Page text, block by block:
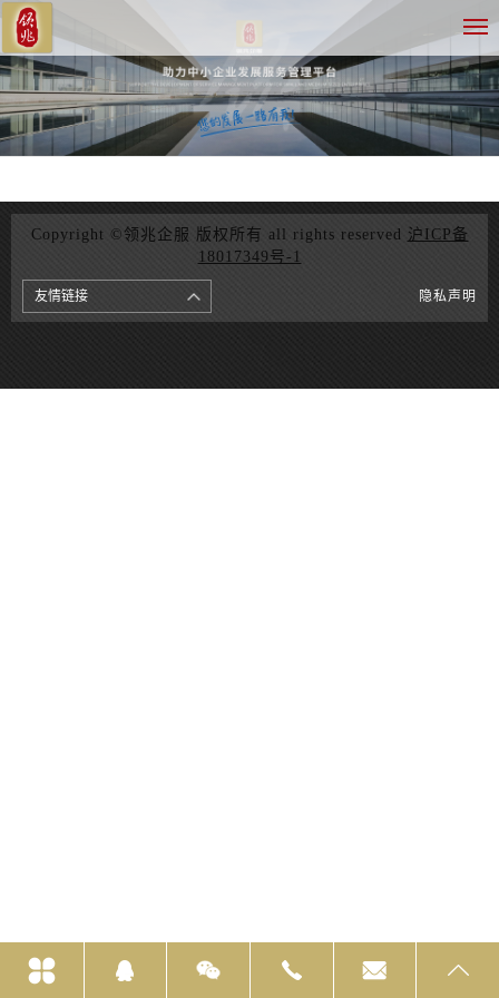
Copyright ©领兆企服 版权所有 all rights reserved 沪ICP备
18017349号-1
友情链接 隐私声明